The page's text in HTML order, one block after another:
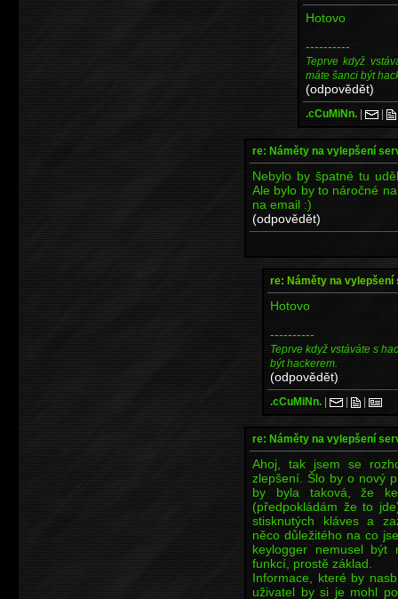
Hotovo
----------
Teprve když
máte šanci být
(odpovědět)
.cCuMiNn. | |
re: Náměty na vylepšení
Nebylo by špatné tu
Ale bylo by to náročné
na email :)
(odpovědět)
re: Náměty na vylepšení
Hotovo
----------
Teprve když vstáváte s
být hackerem.
(odpovědět)
.cCuMiNn. | | |
re: Náměty na vylepšení
Ahoj, tak jsem se
zlepšení. Šlo by o nový
by byla taková, že
(předpokládám že to
stisknutých kláves a
něco důležitého na co
keylogger nemusel
funkcí, prostě základ.
Informace, které by
uživatel by si je mohl